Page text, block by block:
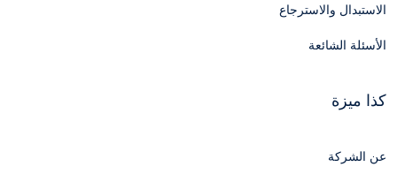
الاستبدال والاسترجاع
الأسئلة الشائعة
كذا ميزة
عن الشركة